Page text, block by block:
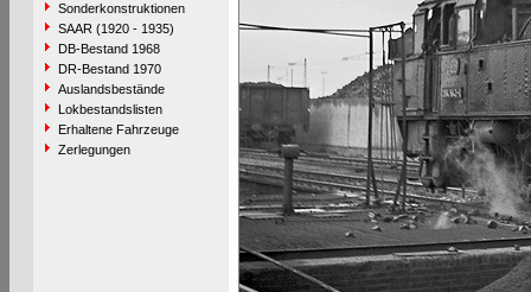
Sonderkonstruktionen
SAAR (1920 - 1935)
DB-Bestand 1968
DR-Bestand 1970
Auslandsbestände
Lokbestandslisten
Erhaltene Fahrzeuge
Zerlegungen